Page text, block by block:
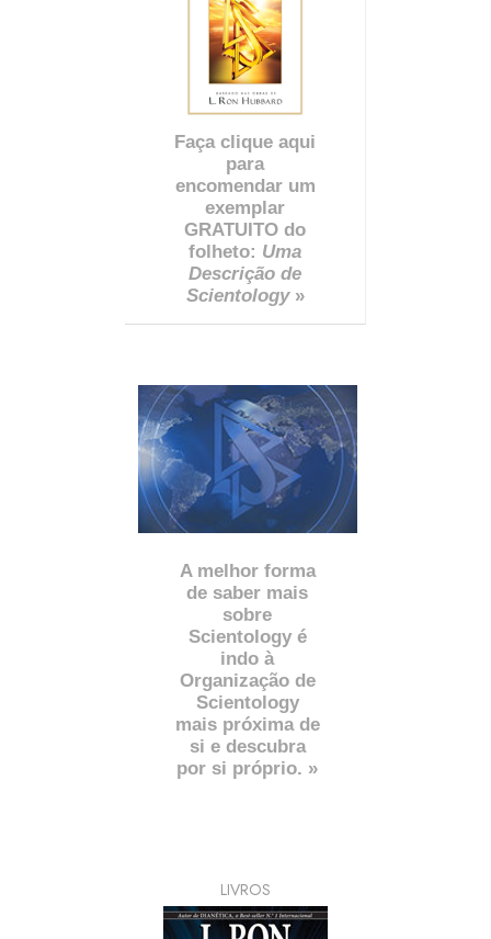
Faça clique aqui
para
encomendar um
exemplar
GRATUITO do
folheto: Uma
Descrição de
Scientology»
A melhor forma
de saber mais
sobre
Scientology é
indo à
Organização de
Scientology
mais próxima de
si e descubra
por si próprio. »
LIVROS